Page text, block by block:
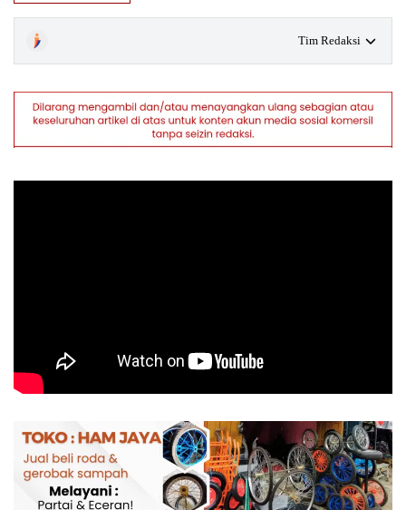
Tim Redaksi